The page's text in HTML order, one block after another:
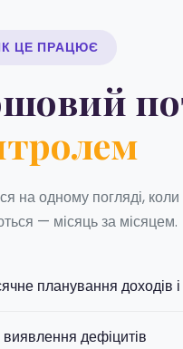
ЦЕ ПРАЦЮЄ
на одному погляді,
— місяць за місяцем.
планування доходів
дефіцитів